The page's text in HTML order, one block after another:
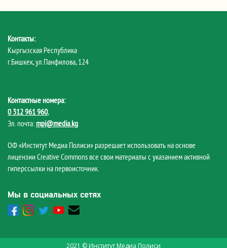
Контакты:
Кыргызская Республика
г.Бишкек, ул.Панфилова, 124
Контактные номера:
0 312 961 960,
Эл. почта: mpi@media.kg
ОФ «Институт Медиа Полиси» разрешает использовать на основе
лицензии Creative Commons все свои материалы с указанием активной
гиперссылки на первоисточник.
Мы в социальных сетях
2021 © Институт Медиа Полиси